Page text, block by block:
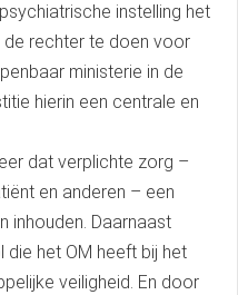
instelling het
de rechter te doen voor
ministerie in de
hierin een centrale en
dat verplichte zorg –
en anderen – een
inhouden. Daarnaast
het OM heeft bij het
veiligheid. En door